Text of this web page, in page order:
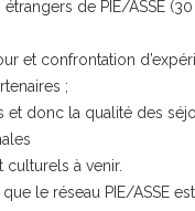
de PIE/ASSE
et confrontation
;
donc la qualité des
à venir.
le réseau PIE/ASSE